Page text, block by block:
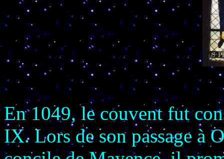
En 1049, le couvent fut
IX. Lors de son passage à